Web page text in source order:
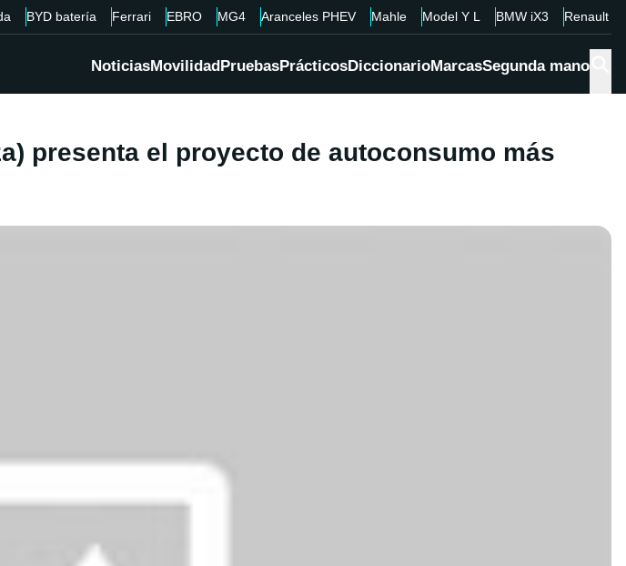
BYD batería Ferrari EBRO MG4 Aranceles PHEV Mahle Model Y L BMW iX3 Renault
NoticiasMovilidadPruebasPrácticosDiccionarioMarcasSegunda mano
presenta el proyecto de autoconsumo más